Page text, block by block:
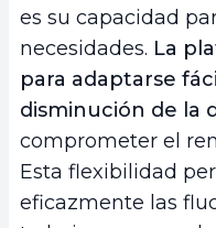
es su capacidad
necesidades. La
para adaptarse
disminución de la
comprometer el
Esta flexibilidad
eficazmente las